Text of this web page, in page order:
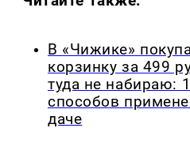
В «Чижике»
корзинку за 499
туда не набираю:
способов
даче